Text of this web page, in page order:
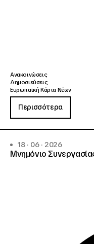
Ανακοινώσεις
Δημοσιεύσεις
Ευρωπαϊκή Κάρτα Νέων
Περισσότερα
18 · 06 · 2026
Μνημόνιο